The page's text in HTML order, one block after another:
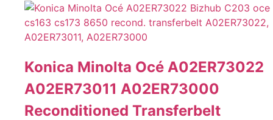
Konica Minolta Océ A02ER73022
A02ER73011 A02ER73000
Reconditioned Transferbelt